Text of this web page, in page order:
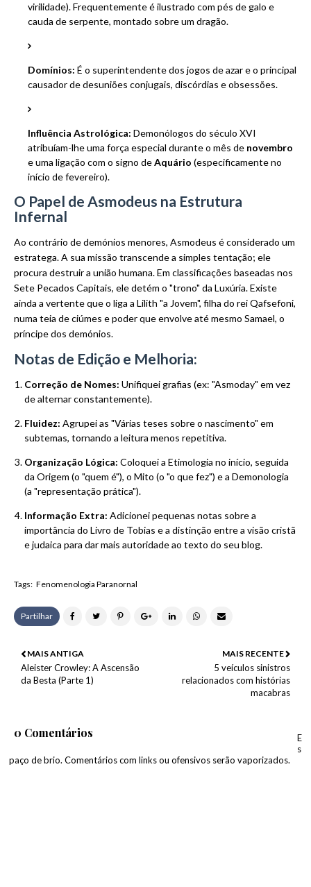
virilidade). Frequentemente é ilustrado com pés de galo e
cauda de serpente, montado sobre um dragão.
Domínios: É o superintendente dos jogos de azar e o principal
causador de desuniões conjugais, discórdias e obsessões.
Influência Astrológica: Demonólogos do século XVI
atribuíam-lhe uma força especial durante o mês de novembro
e uma ligação com o signo deAquário (especificamente no
início de fevereiro).
O Papel de Asmodeus na Estrutura
Infernal
Ao contrário de demónios menores, Asmodeus é considerado um
estratega. A sua missão transcende a simples tentação; ele
procura destruir a união humana. Em classificações baseadas nos
Sete Pecados Capitais, ele detém o "trono" da Luxúria. Existe
ainda a vertente que o liga a Lilith "a Jovem", filha do rei Qafsefoni,
numa teia de ciúmes e poder que envolve até mesmo Samael, o
príncipe dos demónios.
Notas de Edição e Melhoria:
Correção de Nomes: Unifiquei grafias (ex: "Asmoday" em vez
de alternar constantemente).
Fluidez: Agrupei as "Várias teses sobre o nascimento" em
subtemas, tornando a leitura menos repetitiva.
Organização Lógica: Coloquei a Etimologia no início, seguida
da Origem (o "quem é"), o Mito (o "o que fez") e a Demonologia
(a "representação prática").
Informação Extra: Adicionei pequenas notas sobre a
importância do Livro de Tobias e a distinção entre a visão cristã
e judaica para dar mais autoridade ao texto do seu blog.
Tags: Fenomenologia Paranornal
Partilhar
MAIS RECENTE
5 veículos sinistros
relacionados com histórias
macabras
MAIS ANTIGA
Aleister Crowley: A Ascensão
da Besta (Parte 1)
0 Comentários
E
s
paço de brio. Comentários com links ou ofensivos serão vaporizados.